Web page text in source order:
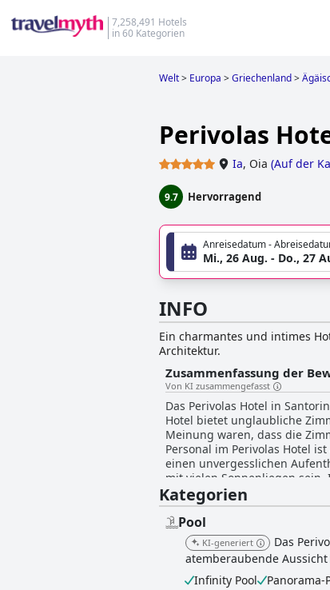
7,258,491 Hotels
in 60 Kategorien
Welt> Europa >Griechenland>
Perivolas
Ia, Oia (Auf der
9.7 Hervorragend
Anreisedatum -
Mi., 26 Aug. - Do., 27
INFO
Ein charmantes und intimes
Architektur.
Zusammenfassung der
Von KI zusammengefasst
Das Perivolas Hotel in
Hotel bietet unglaubliche
Meinung waren, dass die
Personal im Perivolas Hotel
einen unvergesslichen
mit vielen Sonnenliegen
goldenen Standard für ein
Kategorien
Pool
KI-generiert
Das
atemberaubende
Infinity Pool
Panorama-